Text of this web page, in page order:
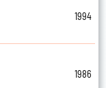
1994
1986